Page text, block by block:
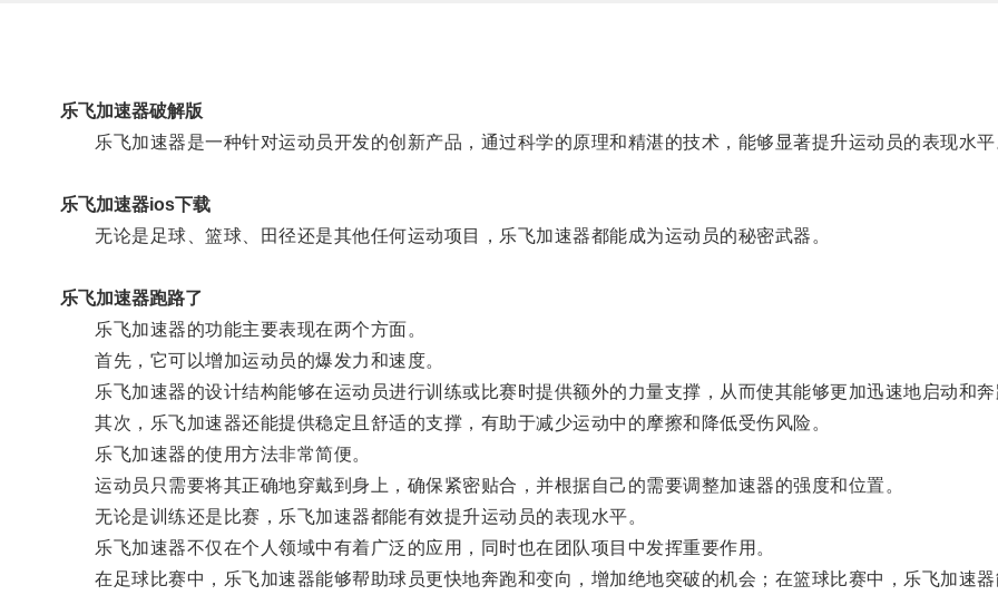
乐飞加速器破解版
乐飞加速器是一种针对运动员开发的创新产品，通过科学的原理和精湛的技术，能够显著提升运动员的表现水平
乐飞加速器ios下载
无论是足球、篮球、田径还是其他任何运动项目，乐飞加速器都能成为运动员的秘密武器。
乐飞加速器跑路了
乐飞加速器的功能主要表现在两个方面。
首先，它可以增加运动员的爆发力和速度。
乐飞加速器的设计结构能够在运动员进行训练或比赛时提供额外的力量支撑，从而使其能够更加迅速地启动和奔
其次，乐飞加速器还能提供稳定且舒适的支撑，有助于减少运动中的摩擦和降低受伤风险。
乐飞加速器的使用方法非常简便。
运动员只需要将其正确地穿戴到身上，确保紧密贴合，并根据自己的需要调整加速器的强度和位置。
无论是训练还是比赛，乐飞加速器都能有效提升运动员的表现水平。
乐飞加速器不仅在个人领域中有着广泛的应用，同时也在团队项目中发挥重要作用。
在足球比赛中，乐飞加速器能够帮助球员更快地奔跑和变向，增加绝地突破的机会；在篮球比赛中，乐飞加速